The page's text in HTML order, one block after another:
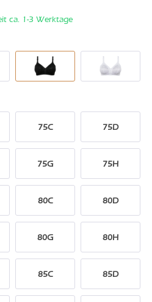
ca. 1-3 Werktage
75C 75D
75G 75H
80C 80D
80G 80H
85C 85D